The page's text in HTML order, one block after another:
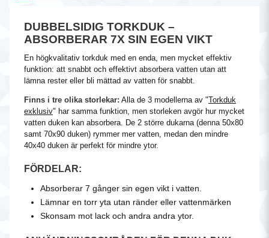
DUBBELSIDIG TORKDUK –
ABSORBERAR 7X SIN EGEN VIKT
En högkvalitativ torkduk med en enda, men mycket effektiv
funktion: att snabbt och effektivt absorbera vatten utan att
lämna rester eller bli mättad av vatten för snabbt.
Finns i tre olika storlekar: Alla de 3 modellerna av "Torkduk
exklusiv" har samma funktion, men storleken avgör hur mycket
vatten duken kan absorbera. De 2 större dukarna (denna 50x80
samt 70x90 duken) rymmer mer vatten, medan den mindre
40x40 duken är perfekt för mindre ytor.
FÖRDELAR:
Absorberar 7 gånger sin egen vikt i vatten.
Lämnar en torr yta utan ränder eller vattenmärken
Skonsam mot lack och andra andra ytor.